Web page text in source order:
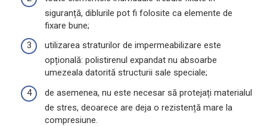
siguranță, diblurile pot fi folosite ca elemente de
fixare bune;
utilizarea straturilor de impermeabilizare este
opțională: polistirenul expandat nu absoarbe
umezeala datorită structurii sale speciale;
de asemenea, nu este necesar să protejați materialul
de stres, deoarece are deja o rezistență mare la
compresiune.